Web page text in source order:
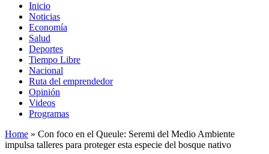
Inicio
Noticias
Economía
Salud
Deportes
Tiempo Libre
Nacional
Ruta del emprendedor
Opinión
Videos
Programas
Home » Con foco en el Queule: Seremi del Medio Ambiente
impulsa talleres para proteger esta especie del bosque nativo